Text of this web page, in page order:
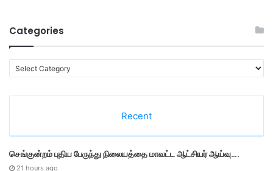
Categories
a
i
e
Recent
செங்குன்றம் புதிய பேருந்து நிலையத்தை மாவட்ட ஆட்சியர் ஆய்வு….
21 hours ago